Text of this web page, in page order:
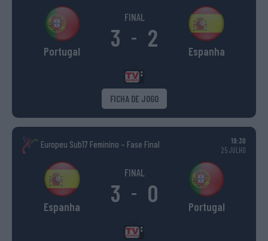
Portugal
FINAL
3 - 2 Espanha
FICHA DE JOGO
Europeu Sub17 Feminino – Fase Final
19:30
25 JULHO
Espanha
FINAL
3 - 0 Portugal